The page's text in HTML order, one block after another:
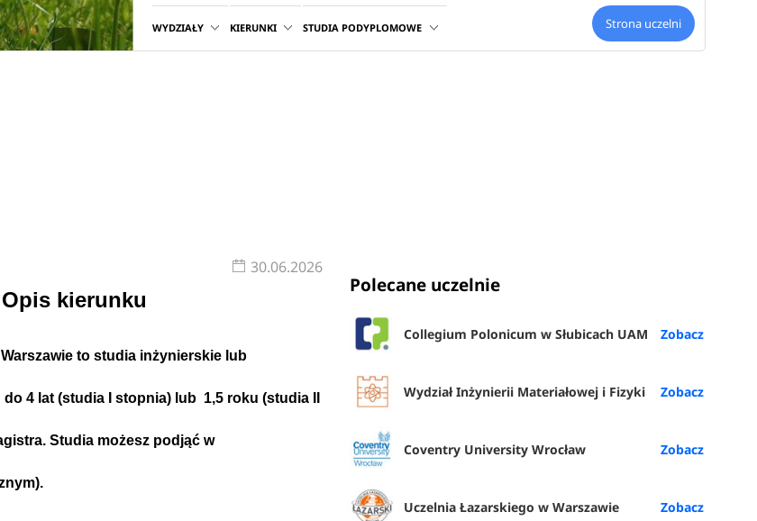
WYDZIAŁY KIERUNKI STUDIA PODYPLOMOWE Strona uczelni
30.06.2026
kierunku
to studia inżynierskie lub
4 lat (studia I stopnia) lub 1,5 roku (studia II
. Studia możesz podjąć w
.
Polecane uczelnie
Collegium Polonicum w Słubicach UAM
Wydział Inżynierii Materiałowej i Fizyki
Coventry University Wrocław
Uczelnia Łazarskiego w Warszawie